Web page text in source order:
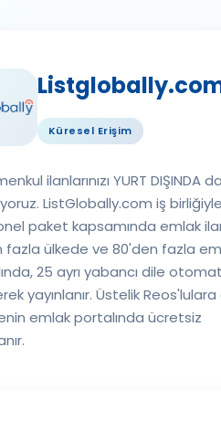
Küresel Erişim
ilanlarınızı YURT DIŞINDA da
ListGlobally.com iş
paket kapsamında emlak
fazla ülkede ve 80'den fazla
25 ayrı yabancı dile
yayınlanır. Üstelik Reos'lulara
emlak portalında ücretsiz